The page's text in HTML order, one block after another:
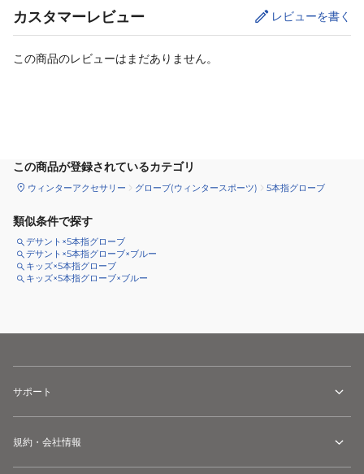
カスタマーレビュー レビューを書く
この商品のレビューはまだありません。
この商品が登録されているカテゴリ
ウィンターアクセサリー グローブ(ウィンタースポーツ) 5本指グローブ
類似条件で探す
デサント×5本指グローブ
デサント×5本指グローブ×ブルー
キッズ×5本指グローブ
キッズ×5本指グローブ×ブルー
サポート
規約・会社情報